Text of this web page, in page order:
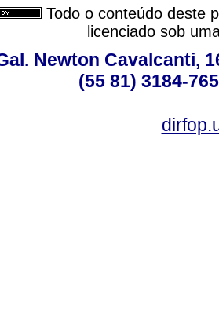
Todo o conteúdo deste
licenciado sob
Newton Cavalcanti,
(55 81) 3184-